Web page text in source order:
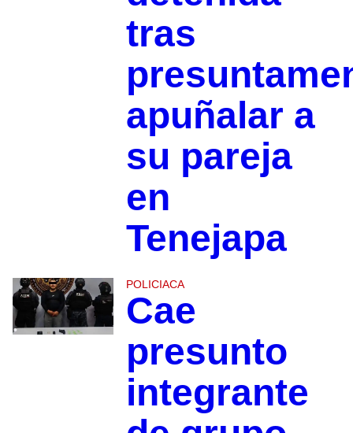
tras
apuñalar a
su pareja
en
Tenejapa
POLICIACA
Cae
presunto
integrante